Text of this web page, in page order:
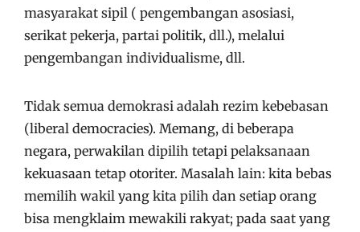
masyarakat sipil ( pengembangan asosiasi,
serikat pekerja, partai politik, dll.), melalui
pengembangan individualisme, dll.
Tidak semua demokrasi adalah rezim kebebasan
(liberal democracies). Memang, di beberapa
negara, perwakilan dipilih tetapi pelaksanaan
kekuasaan tetap otoriter. Masalah lain: kita bebas
memilih wakil yang kita pilih dan setiap orang
bisa mengklaim mewakili rakyat; pada saat yang